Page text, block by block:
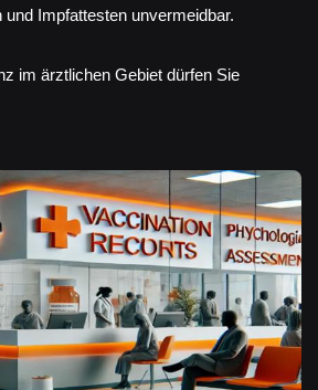
Impfattesten unvermeidbar.
im ärztlichen Gebiet dürfen Sie